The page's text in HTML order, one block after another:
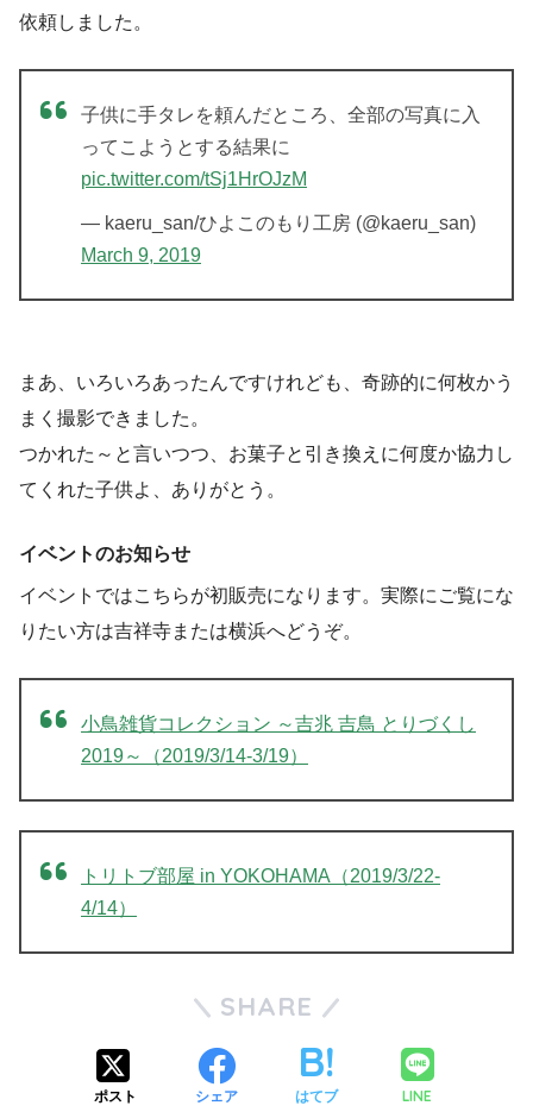
依頼しました。
子供に手タレを頼んだところ、全部の写真に入
ってこようとする結果に
pic.twitter.com/tSj1HrOJzM
— kaeru_san/ひよこのもり工房 (@kaeru_san)
March 9, 2019
まあ、いろいろあったんですけれども、奇跡的に何枚かう
まく撮影できました。
つかれた～と言いつつ、お菓子と引き換えに何度か協力し
てくれた子供よ、ありがとう。
イベントのお知らせ
イベントではこちらが初販売になります。実際にご覧にな
りたい方は吉祥寺または横浜へどうぞ。
小鳥雑貨コレクション ～吉兆 吉鳥 とりづくし
2019～（2019/3/14-3/19）
トリトブ部屋 in YOKOHAMA（2019/3/22-
4/14）
SHARE
ポスト シェア はてブ LINE